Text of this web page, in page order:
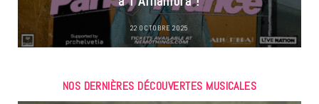
22 OCTOBRE 2025
NOS DERNIÈRES DÉCOUVERTES MUSICALES